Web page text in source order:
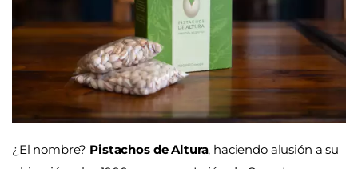
¿El nombre? Pistachos de Altura, haciendo alusión a su